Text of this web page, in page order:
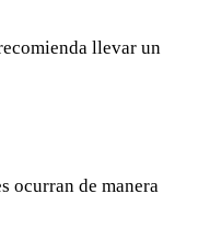
llevar un
ocurran de manera